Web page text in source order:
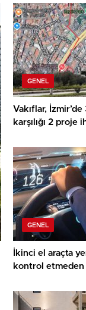
GENEL
Vakıflar,
karşılığı 2 proje
GENEL
İkinci el araçta
kontrol etmeden